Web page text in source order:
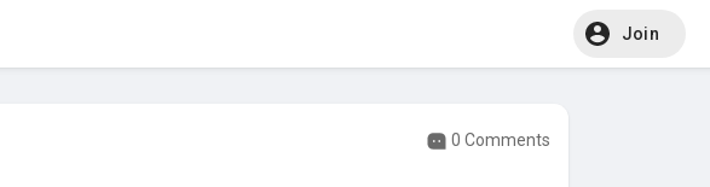
Join
0 Comments